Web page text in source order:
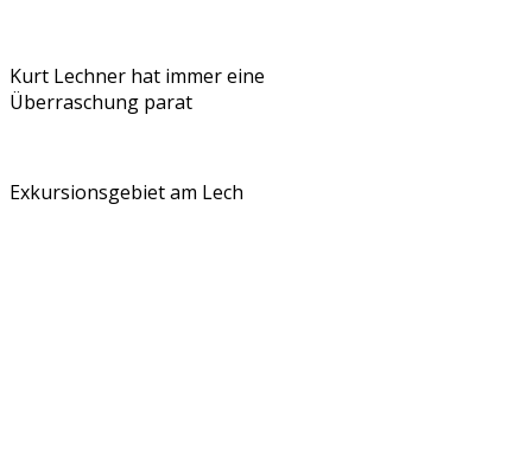
Kurt Lechner hat immer eine
Überraschung parat
Exkursionsgebiet am Lech